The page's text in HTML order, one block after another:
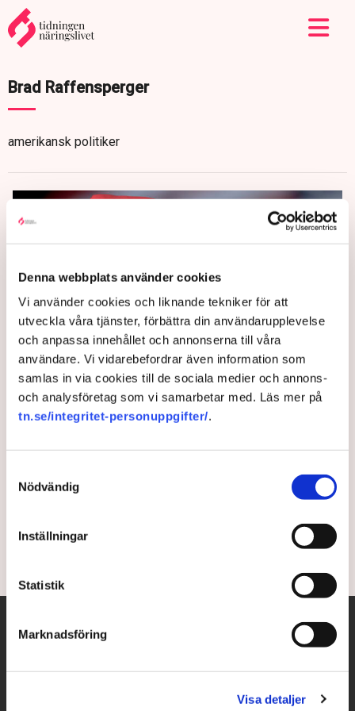
Denna webbplats använder cookies
Vi använder cookies och liknande tekniker för att
utveckla våra tjänster, förbättra din användarupplevelse
och anpassa innehållet och annonserna till våra
användare. Vi vidarebefordrar även information som
samlas in via cookies till de sociala medier och annons-
och analysföretag som vi samarbetar med. Läs mer på
tn.se/integritet-personuppgifter/.
Nödvändig
Inställningar
Statistik
Marknadsföring
Visa detaljer
Brad Raffensperger
amerikansk politiker
Expertens varning: Ödesval
för USA:s demokrati
om resultaten i nästa presidentval. Detta kan bli
verklighet i flera delstater efter tisdagens